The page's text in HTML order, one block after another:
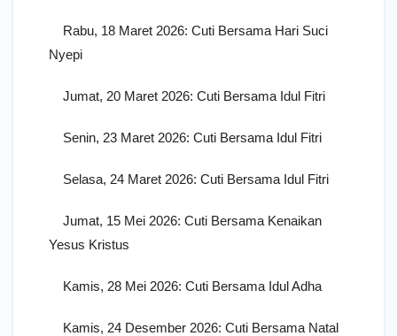
Rabu, 18 Maret 2026: Cuti Bersama Hari Suci
Nyepi
Jumat, 20 Maret 2026: Cuti Bersama Idul Fitri
Senin, 23 Maret 2026: Cuti Bersama Idul Fitri
Selasa, 24 Maret 2026: Cuti Bersama Idul Fitri
Jumat, 15 Mei 2026: Cuti Bersama Kenaikan
Yesus Kristus
Kamis, 28 Mei 2026: Cuti Bersama Idul Adha
Kamis, 24 Desember 2026: Cuti Bersama Natal